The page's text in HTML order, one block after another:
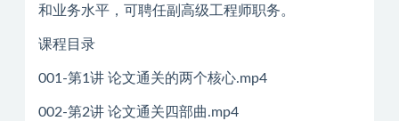
和业务水平，可聘任副高级工程师职务。
课程目录
001-第1讲 论文通关的两个核心.mp4
002-第2讲 论文通关四部曲.mp4